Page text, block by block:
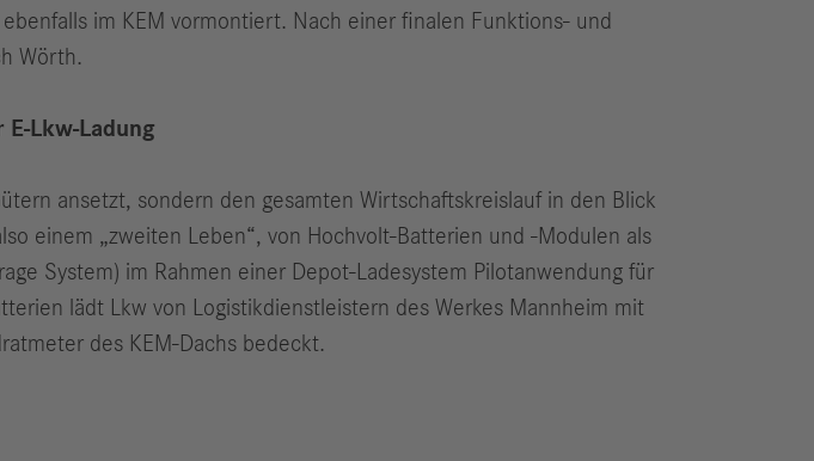
im KEM vormontiert. Nach einer finalen Funktions- und
Wörth.
Lkw-Ladung
ansetzt, sondern den gesamten Wirtschaftskreislauf in den Blick
einem „zweiten Leben“, von Hochvolt-Batterien und -Modulen als
System) im Rahmen einer Depot-Ladesystem Pilotanwendung für
lädt Lkw von Logistikdienstleistern des Werkes Mannheim mit
des KEM-Dachs bedeckt.